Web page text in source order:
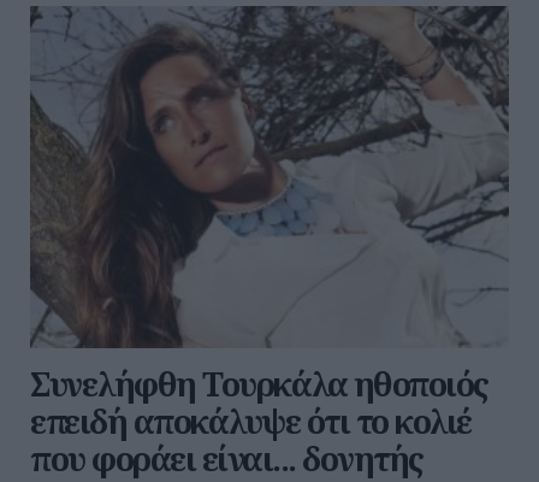
Συνελήφθη Τουρκάλα ηθοποιός
επειδή αποκάλυψε ότι το κολιέ
που φοράει είναι... δονητής